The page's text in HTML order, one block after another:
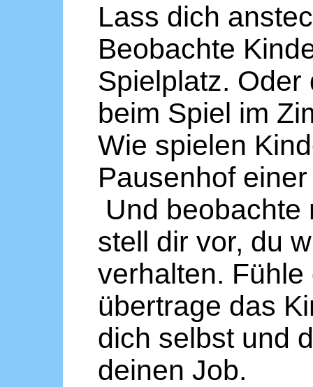
Lass dich
Beobachte
Spielplatz.
beim Spiel im
Wie spielen
Pausenhof
Und beobachte
stell dir vor, du
verhalten.
übertrage das
dich selbst und
deinen Job.